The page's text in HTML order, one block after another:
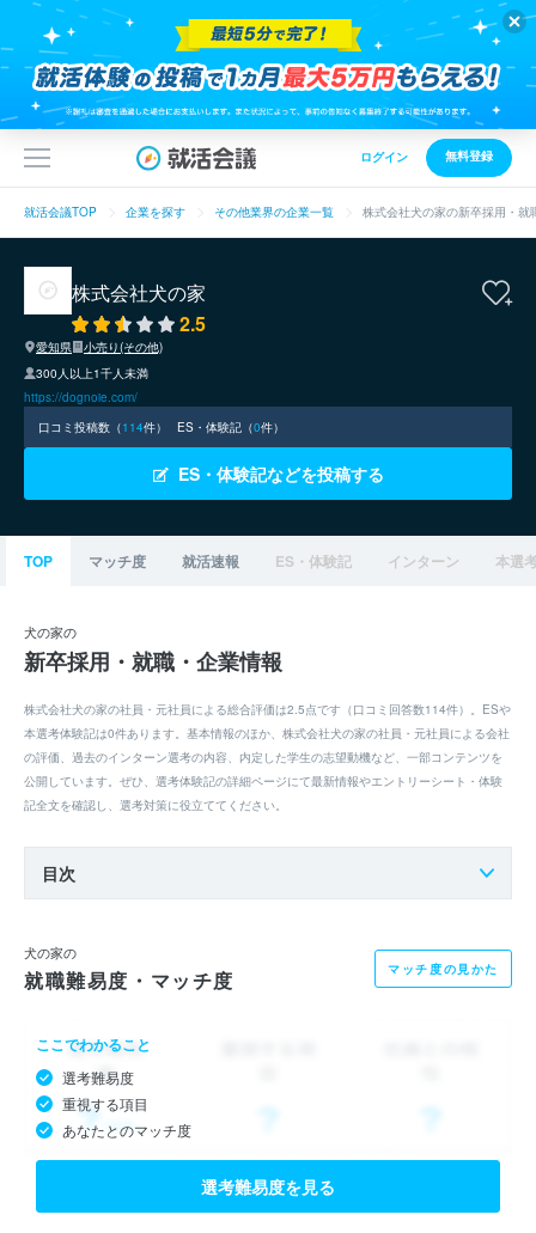
ログイン 無料登録
就活会議TOP 企業を探す その他業界の企業一覧 株式会社犬の家の新卒採用・就
株式会社犬の家
2.5
愛知県
小売り(その他)
300人以上1千人未満
https://dognoie.com/
口コミ投稿数（114件） ES・体験記（0件）
ES・体験記などを投稿する
TOP マッチ度 就活速報 ES・体験記 インターン 本選
犬の家の
新卒採用・就職・企業情報
株式会社犬の家の社員・元社員による総合評価は2.5点です（口コミ回答数114件）。ESや
本選考体験記は0件あります。基本情報のほか、株式会社犬の家の社員・元社員による会社
の評価、過去のインターン選考の内容、内定した学生の志望動機など、一部コンテンツを
公開しています。ぜひ、選考体験記の詳細ページにて最新情報やエントリーシート・体験
記全文を確認し、選考対策に役立ててください。
目次
犬の家の
就職難易度・マッチ度 マッチ度の見かた
ここでわかること
選考難易度
重視する項目
あなたとのマッチ度
選考難易度を見る